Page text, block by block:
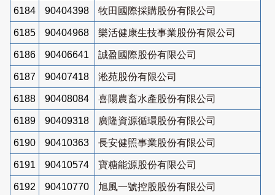
6184 90404398 牧田國際採購股份有限公司
6185 90404968 樂活健康生技事業股份有限公司
6186 90406641 誠盈國際股份有限公司
6187 90407418 淞苑股份有限公司
6188 90408084 喜陽農畜水產股份有限公司
6189 90409318 廣隆資源循環股份有限公司
6190 90410363 長安健照事業股份有限公司
6191 90410574 寶糖能源股份有限公司
6192 90410770 旭風一號控股股份有限公司